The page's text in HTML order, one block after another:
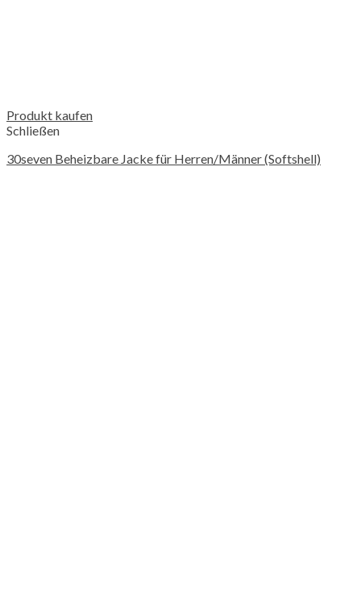
Produkt kaufen
Schließen
30seven Beheizbare Jacke für Herren/Männer (Softshell)